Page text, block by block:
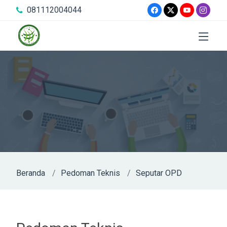
081112004044
Beranda Pedoman Teknis Seputar OPD